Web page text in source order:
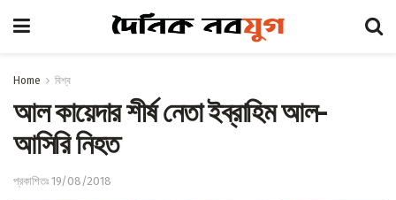
Home বিশ্ব
আল কায়েদার শীর্ষ নেতা ইব্রাহিম আল-
আসিরি নিহত
প্রকাশিতঃ 19/08/2018